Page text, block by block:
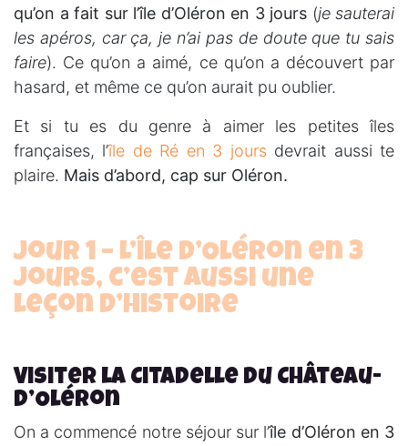
qu’on a fait sur l’île d’Oléron en 3 jours (je sauterai
les apéros, car ça, je n’ai pas de doute que tu sais
faire). Ce qu’on a aimé, ce qu’on a découvert par
hasard, et même ce qu’on aurait pu oublier.
Et si tu es du genre à aimer les petites îles
françaises, l’île de Ré en 3 joursdevrait aussi te
plaire. Mais d’abord, cap sur Oléron.
Jour 1 – L’île d’Oléron en 3
jours, c’est aussi une
leçon d’histoire
Visiter la Citadelle du Château-
d’Oléron
On a commencé notre séjour sur l’île d’Oléron en 3